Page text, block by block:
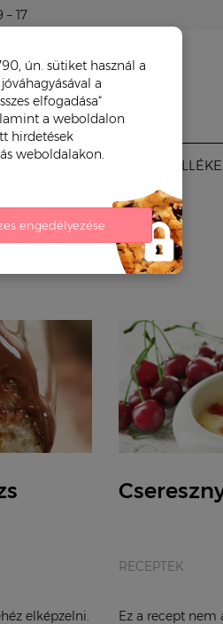
– 17
elképzelni.
RECEPTEK
Ez a recept nem
ún. sütiket használ a
a
elfogadása“
a weboldalon
hirdetések
weboldalakon.
engedélyezése